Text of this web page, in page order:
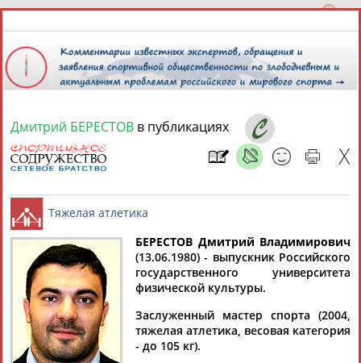
9 августа 2026 года,
СПОРТСМЕНЫ, ТРЕНЕРЫ И СПЕЦИАЛИСТЫ
Найдено: 13181персон Расширенный поиск
Аслаудин
АБАЕВ
Елена
АБАИМОВА
Мария
АБАКУМОВА
Юлия
Дмитрий БЕРЕСТОВ в публикациях
Тяжелая атлетика
БЕРЕСТОВ Дмитрий Владимирович
(13.06.1980) - выпускник Российского
государственного университета
физической культуры.
Заслуженный мастер спорта (2004,
тяжелая атлетика, весовая категория
- до 105 кг).